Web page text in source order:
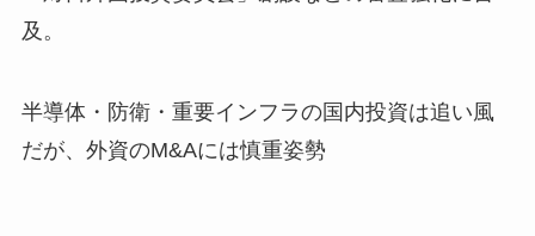
及。
半導体・防衛・重要インフラの国内投資は追い風
だが、外資のM&Aには慎重姿勢